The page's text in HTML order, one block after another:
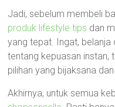
Jadi, sebelum membeli
produk lifestyle tips dan
yang tepat. Ingat, belanja
tentang kepuasan instan,
pilihan yang bijaksana
Akhirnya, untuk semua